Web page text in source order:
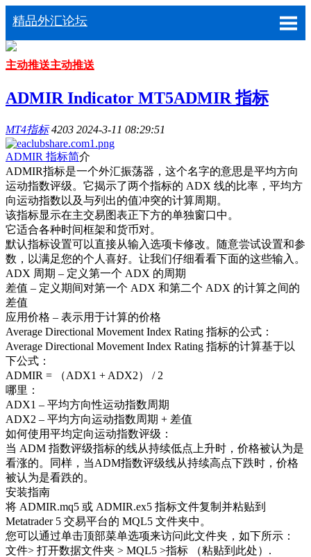
精品外汇论坛
主动推送主动推送
ADMIR Indicator MT5ADMIR 指标
MT4指标 4203 2024-3-11 08:29:51
ADMIR 指标简介
ADMIR指标是一个外汇振荡器，这个名字的意思是平均方向
运动指数评级。它揭示了两个指标的 ADX 线的比率，平均方
向运动指数以及与列出的值冲突的计算周期。
该指标显示在主交易图表正下方的单独窗口中。
它适合各种时间框架和货币对。
默认指标设置可以直接从输入选项卡修改。随意尝试设置和参
数，以满足您的个人喜好。让我们仔细看看下面的这些输入。
ADX 周期 – 定义第一个 ADX 的周期
差值 – 定义期间对第一个 ADX 和第二个 ADX 的计算之间的
差值
应用价格 – 表示用于计算的价格
Average Directional Movement Index Rating 指标的公式：
Average Directional Movement Index Rating 指标的计算基于以
下公式：
ADMIR = （ADX1 + ADX2） / 2
哪里：
ADX1 – 平均方向性运动指数周期
ADX2 – 平均方向运动指数周期 + 差值
如何使用平均定向运动指数评级：
当 ADM 指数评级指标的线从持续低点上升时，价格被认为是
看涨的。同样，当ADM指数评级线从持续高点下跌时，价格
被认为是看跌的。
安装指南
将 ADMIR.mq5 或 ADMIR.ex5 指标文件复制并粘贴到
Metatrader 5 交易平台的 MQL5 文件夹中。
您可以通过单击顶部菜单选项来访问此文件夹，如下所示：
文件> 打开数据文件夹 > MQL5 >指标 （粘贴到此处）.